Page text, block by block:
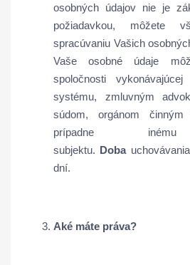
osobných údajov nie je
požiadavkou, môžete
spracúvaniu Vašich
Vaše osobné údaje
spoločnosti
systému, zmluvným
súdom, orgánom
prípadne inému
subjektu. Doba
dní.
Aké máte práva?